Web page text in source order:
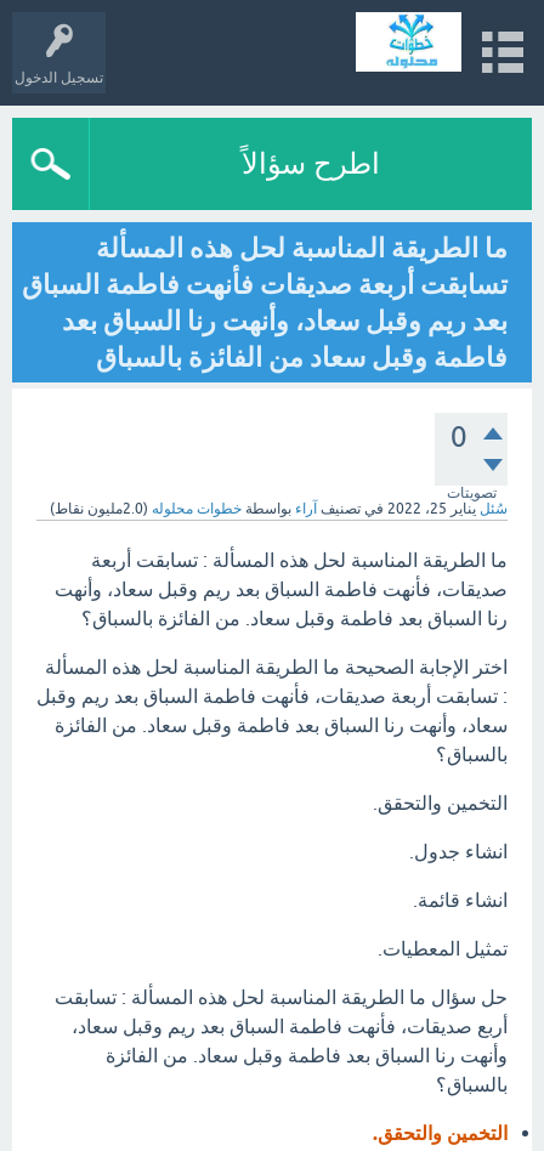
تسجيل الدخول
اطرح سؤالاً
ما الطريقة المناسبة لحل هذه المسألة
تسابقت أربعة صديقات فأنهت فاطمة السباق
بعد ريم وقبل سعاد، وأنهت رنا السباق بعد
فاطمة وقبل سعاد من الفائزة بالسباق
0
تصويتات
سُئل يناير 25، 2022 في تصنيف آراء بواسطة خطوات محلوله (2.0مليون نقاط)
ما الطريقة المناسبة لحل هذه المسألة : تسابقت أربعة
صديقات، فأنهت فاطمة السباق بعد ريم وقبل سعاد، وأنهت
رنا السباق بعد فاطمة وقبل سعاد. من الفائزة بالسباق؟
اختر الإجابة الصحيحة ما الطريقة المناسبة لحل هذه المسألة
: تسابقت أربعة صديقات، فأنهت فاطمة السباق بعد ريم وقبل
سعاد، وأنهت رنا السباق بعد فاطمة وقبل سعاد. من الفائزة
بالسباق؟
التخمين والتحقق.
انشاء جدول.
انشاء قائمة.
تمثيل المعطيات.
حل سؤال ما الطريقة المناسبة لحل هذه المسألة : تسابقت
أربع صديقات، فأنهت فاطمة السباق بعد ريم وقبل سعاد،
وأنهت رنا السباق بعد فاطمة وقبل سعاد. من الفائزة
بالسباق؟
التخمين والتحقق.